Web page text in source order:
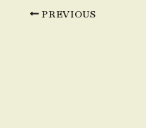
PREVIOUS